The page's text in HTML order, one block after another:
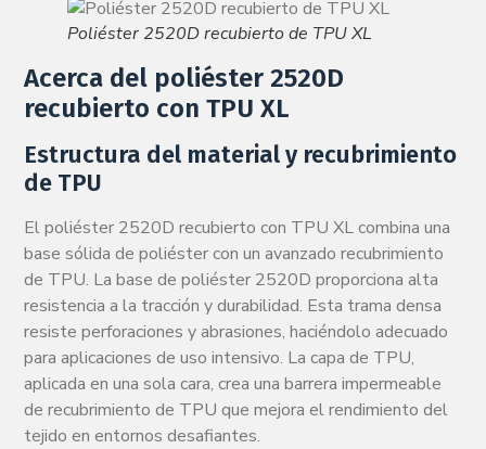
Poliéster 2520D recubierto de TPU XL
Acerca del poliéster 2520D
recubierto con TPU XL
Estructura del material y recubrimiento
de TPU
El poliéster 2520D recubierto con TPU XL combina una
base sólida de poliéster con un avanzado recubrimiento
de TPU. La base de poliéster 2520D proporciona alta
resistencia a la tracción y durabilidad. Esta trama densa
resiste perforaciones y abrasiones, haciéndolo adecuado
para aplicaciones de uso intensivo. La capa de TPU,
aplicada en una sola cara, crea una barrera impermeable
de recubrimiento de TPU que mejora el rendimiento del
tejido en entornos desafiantes.